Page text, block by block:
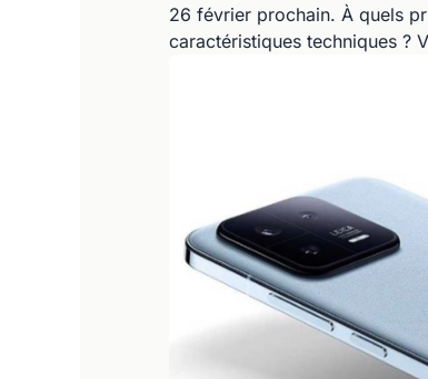
26 février prochain. À quels
caractéristiques techniques ?